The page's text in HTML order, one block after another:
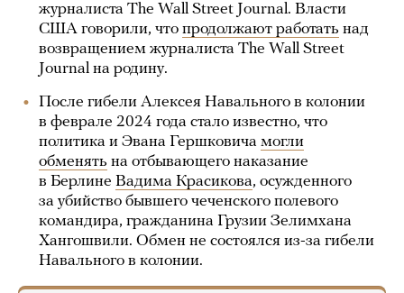
журналиста The Wall Street Journal. Власти
США говорили, что продолжают работать над
возвращением журналиста The Wall Street
Journal на родину.
После гибели Алексея Навального в колонии
в феврале 2024 года стало известно, что
политика и Эвана Гершковича могли
обменять на отбывающего наказание
в Берлине Вадима Красикова, осужденного
за убийство бывшего чеченского полевого
командира, гражданина Грузии Зелимхана
Хангошвили. Обмен не состоялся из-за гибели
Навального в колонии.